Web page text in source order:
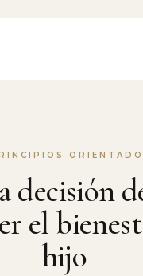
decisión
el
hijo